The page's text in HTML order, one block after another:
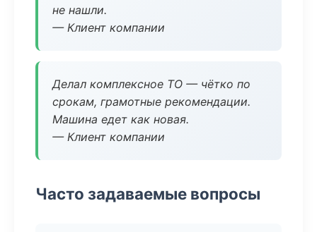
не нашли.
— Клиент компании
Делал комплексное ТО — чётко по
срокам, грамотные рекомендации.
Машина едет как новая.
— Клиент компании
Часто задаваемые вопросы